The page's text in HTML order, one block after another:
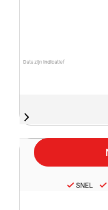
Data zijn indicatief
SNEL